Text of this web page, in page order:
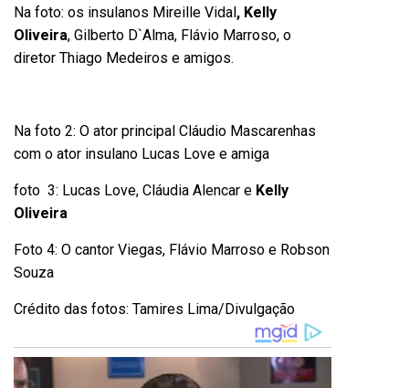
Na foto: os insulanos Mireille Vidal, Kelly
Oliveira, Gilberto D`Alma, Flávio Marroso, o
diretor Thiago Medeiros e amigos.
Na foto 2: O ator principal Cláudio Mascarenhas
com o ator insulano Lucas Love e amiga
foto 3: Lucas Love, Cláudia Alencar e Kelly
Oliveira
Foto 4: O cantor Viegas, Flávio Marroso e Robson
Souza
Crédito das fotos: Tamires Lima/Divulgação